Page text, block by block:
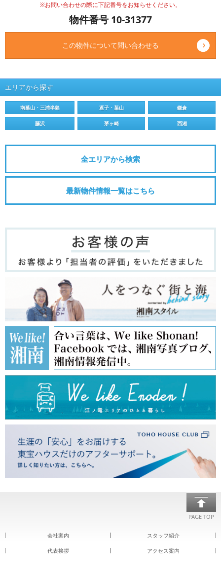
※お問い合わせの際に下記番号をお知らせください。
物件番号 10-31377
この物件について問い合わせる
エリアから探す
南葉山・三浦半島 逗子・葉山 鎌倉
藤沢 茅ヶ崎 西湘
全エリアから検索
最新物件情報一覧はこちら
PAGE TOP
会社案内 スタッフ紹介
代表挨拶 アクセス案内